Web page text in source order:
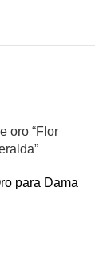
oro “Flor
para Dama